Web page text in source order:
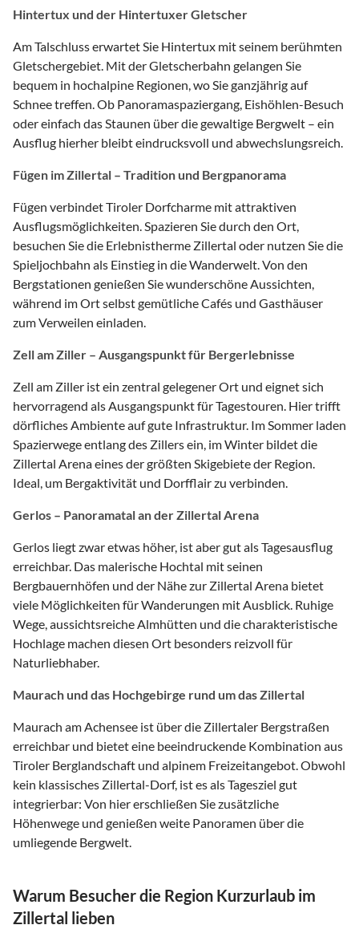
Hintertux und der Hintertuxer Gletscher
Am Talschluss erwartet Sie Hintertux mit seinem berühmten
Gletschergebiet. Mit der Gletscherbahn gelangen Sie
bequem in hochalpine Regionen, wo Sie ganzjährig auf
Schnee treffen. Ob Panoramaspaziergang, Eishöhlen-Besuch
oder einfach das Staunen über die gewaltige Bergwelt – ein
Ausflug hierher bleibt eindrucksvoll und abwechslungsreich.
Fügen im Zillertal – Tradition und Bergpanorama
Fügen verbindet Tiroler Dorfcharme mit attraktiven
Ausflugsmöglichkeiten. Spazieren Sie durch den Ort,
besuchen Sie die Erlebnistherme Zillertal oder nutzen Sie die
Spieljochbahn als Einstieg in die Wanderwelt. Von den
Bergstationen genießen Sie wunderschöne Aussichten,
während im Ort selbst gemütliche Cafés und Gasthäuser
zum Verweilen einladen.
Zell am Ziller – Ausgangspunkt für Bergerlebnisse
Zell am Ziller ist ein zentral gelegener Ort und eignet sich
hervorragend als Ausgangspunkt für Tagestouren. Hier trifft
dörfliches Ambiente auf gute Infrastruktur. Im Sommer laden
Spazierwege entlang des Zillers ein, im Winter bildet die
Zillertal Arena eines der größten Skigebiete der Region.
Ideal, um Bergaktivität und Dorfflair zu verbinden.
Gerlos – Panoramatal an der Zillertal Arena
Gerlos liegt zwar etwas höher, ist aber gut als Tagesausflug
erreichbar. Das malerische Hochtal mit seinen
Bergbauernhöfen und der Nähe zur Zillertal Arena bietet
viele Möglichkeiten für Wanderungen mit Ausblick. Ruhige
Wege, aussichtsreiche Almhütten und die charakteristische
Hochlage machen diesen Ort besonders reizvoll für
Naturliebhaber.
Maurach und das Hochgebirge rund um das Zillertal
Maurach am Achensee ist über die Zillertaler Bergstraßen
erreichbar und bietet eine beeindruckende Kombination aus
Tiroler Berglandschaft und alpinem Freizeitangebot. Obwohl
kein klassisches Zillertal-Dorf, ist es als Tagesziel gut
integrierbar: Von hier erschließen Sie zusätzliche
Höhenwege und genießen weite Panoramen über die
umliegende Bergwelt.
Warum Besucher die Region Kurzurlaub im
Zillertal lieben